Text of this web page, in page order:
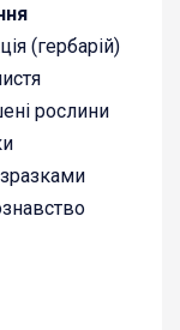
(гербарій)
рослини